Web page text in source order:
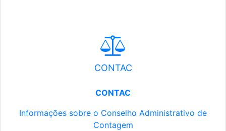
CONTAC
CONTAC
Informações sobre o Conselho Administrativo de
Contagem